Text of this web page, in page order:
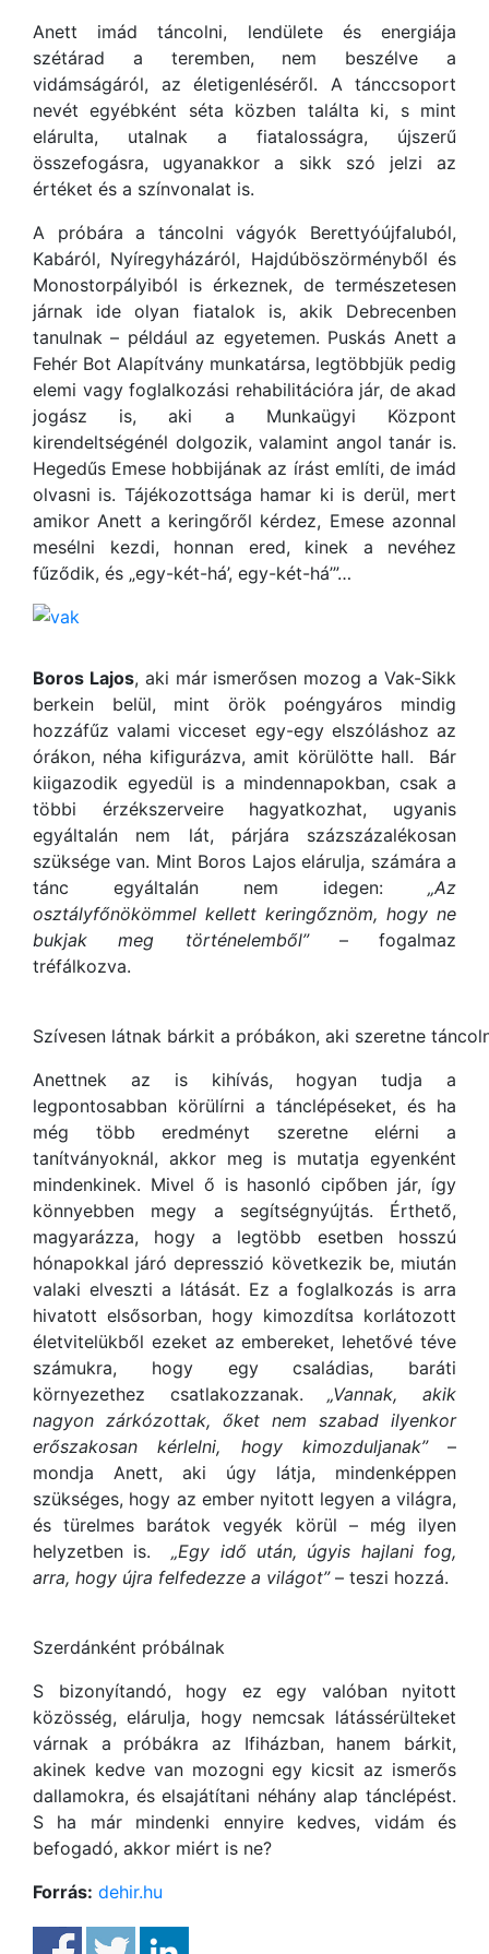
Anett imád táncolni, lendülete és energiája
szétárad a teremben, nem beszélve a
vidámságáról, az életigenléséről. A tánccsoport
nevét egyébként séta közben találta ki, s mint
elárulta, utalnak a fiatalosságra, újszerű
összefogásra, ugyanakkor a sikk szó jelzi az
értéket és a színvonalat is.
A próbára a táncolni vágyók Berettyóújfaluból,
Kabáról, Nyíregyházáról, Hajdúböszörményből és
Monostorpályiból is érkeznek, de természetesen
járnak ide olyan fiatalok is, akik Debrecenben
tanulnak – például az egyetemen. Puskás Anett a
Fehér Bot Alapítvány munkatársa, legtöbbjük pedig
elemi vagy foglalkozási rehabilitációra jár, de akad
jogász is, aki a Munkaügyi Központ
kirendeltségénél dolgozik, valamint angol tanár is.
Hegedűs Emese hobbijának az írást említi, de imád
olvasni is. Tájékozottsága hamar ki is derül, mert
amikor Anett a keringőről kérdez, Emese azonnal
mesélni kezdi, honnan ered, kinek a nevéhez
fűződik, és „egy-két-há’, egy-két-há’”…
Boros Lajos, aki már ismerősen mozog a Vak-Sikk
berkein belül, mint örök poéngyáros mindig
hozzáfűz valami vicceset egy-egy elszóláshoz az
órákon, néha kifigurázva, amit körülötte hall. Bár
kiigazodik egyedül is a mindennapokban, csak a
többi érzékszerveire hagyatkozhat, ugyanis
egyáltalán nem lát, párjára százszázalékosan
szüksége van. Mint Boros Lajos elárulja, számára a
tánc egyáltalán nem idegen: „Az
osztályfőnökömmel kellett keringőznöm, hogy ne
bukjak meg történelemből”– fogalmaz
tréfálkozva.
Szívesen látnak bárkit a próbákon, aki szeretne
Anettnek az is kihívás, hogyan tudja a
legpontosabban körülírni a tánclépéseket, és ha
még több eredményt szeretne elérni a
tanítványoknál, akkor meg is mutatja egyenként
mindenkinek. Mivel ő is hasonló cipőben jár, így
könnyebben megy a segítségnyújtás. Érthető,
magyarázza, hogy a legtöbb esetben hosszú
hónapokkal járó depresszió következik be, miután
valaki elveszti a látását. Ez a foglalkozás is arra
hivatott elsősorban, hogy kimozdítsa korlátozott
életvitelükből ezeket az embereket, lehetővé téve
számukra, hogy egy családias, baráti
környezethez csatlakozzanak.„Vannak, akik
nagyon zárkózottak, őket nem szabad ilyenkor
erőszakosan kérlelni, hogy kimozduljanak”–
mondja Anett, aki úgy látja, mindenképpen
szükséges, hogy az ember nyitott legyen a világra,
és türelmes barátok vegyék körül – még ilyen
helyzetben is.„Egy idő után, úgyis hajlani fog,
arra, hogy újra felfedezze a világot”– teszi hozzá.
Szerdánként próbálnak
S bizonyítandó, hogy ez egy valóban nyitott
közösség, elárulja, hogy nemcsak látássérülteket
várnak a próbákra az Ifiházban, hanem bárkit,
akinek kedve van mozogni egy kicsit az ismerős
dallamokra, és elsajátítani néhány alap tánclépést.
S ha már mindenki ennyire kedves, vidám és
befogadó, akkor miért is ne?
Forrás: dehir.hu